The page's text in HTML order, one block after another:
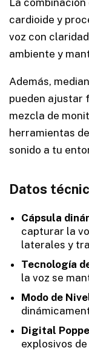
La
cardioide y
voz con
ambiente y
Además,
pueden ajustar
mezcla de
herramientas
sonido a tu
Datos
Cápsula
capturar la
laterales y
Tecnología
la voz se
Modo de
Digital
explosivos